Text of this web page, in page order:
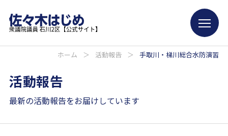
ホーム ＞ 活動報告 ＞ 手取川・梯川総合水防演習
活動報告
最新の活動報告をお届けしています